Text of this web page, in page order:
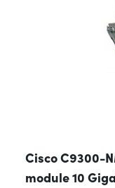
Cisco C9300-
module 10